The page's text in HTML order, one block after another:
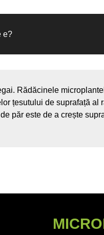
e?
Rădăcinele
țesutului de suprafață al
păr este de a crește
Telefon:
+(373) 61 113 107